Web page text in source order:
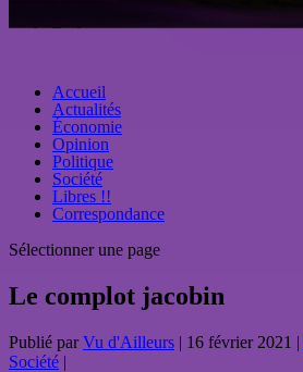
Accueil
Actualités
Économie
Opinion
Politique
Société
Libres !!
Correspondance
Sélectionner une page
Le complot jacobin
Publié parVu d'Ailleurs | 16 février 2021 |
Société |